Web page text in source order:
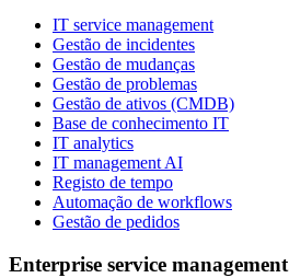
IT service management
Gestão de incidentes
Gestão de mudanças
Gestão de problemas
Gestão de ativos (CMDB)
Base de conhecimento IT
IT analytics
IT management AI
Registo de tempo
Automação de workflows
Gestão de pedidos
Enterprise service management